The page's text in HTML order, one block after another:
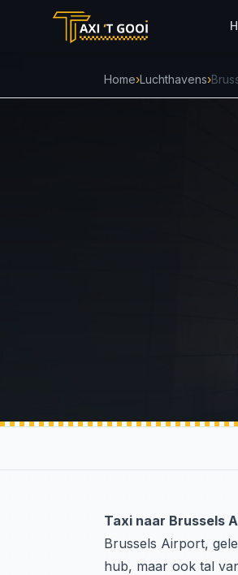
Home›Luchthavens›
Taxi naar Brussels
Brussels Airport,
hub, maar ook tal